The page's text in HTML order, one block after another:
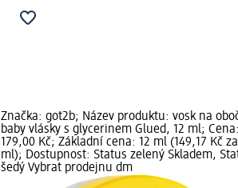
Značka: got2b; Název produktu: vosk na
baby vlásky s glycerinem Glued, 12 ml;
179,00 Kč; Základní cena: 12 ml (149,17 Kč
ml); Dostupnost: Status zelený Skladem,
šedý Vybrat prodejnu dm